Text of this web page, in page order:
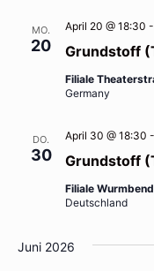
MO.
20 Grundstoff
April 20 @ 18:30 -
Filiale
Germany
DO.
30 Grundstoff
April 30 @ 18:30 -
Filiale
Deutschland
Juni 2026